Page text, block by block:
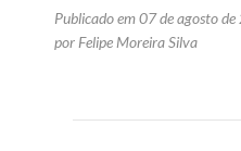
Publicado em 07 de agosto
por Felipe Moreira Silva